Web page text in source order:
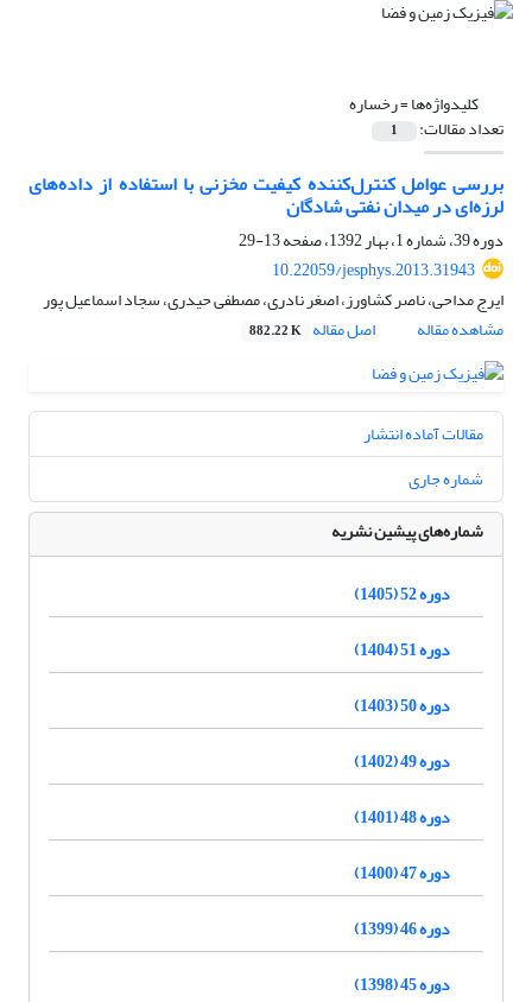
کلیدواژه‌ها =رخساره
تعداد مقالات: 1
بررسی عوامل کنترل‌کننده کیفیت مخزنی با استفاده از داده‌‌‌‌های
لرزه‌‌ای در میدان نفتی شادگان
دوره 39، شماره 1، بهار 1392، صفحه
13-29
10.22059/jesphys.2013.31943
ایرج مداحی، ناصر کشاورز، اصغر نادری، مصطفی حیدری، سجاد اسماعیل پور
مشاهده مقاله
اصل مقاله 882.22 K
مقالات آماده انتشار
شماره جاری
شماره‌های پیشین نشریه
دوره 52 (1405)
دوره 51 (1404)
دوره 50 (1403)
دوره 49 (1402)
دوره 48 (1401)
دوره 47 (1400)
دوره 46 (1399)
دوره 45 (1398)